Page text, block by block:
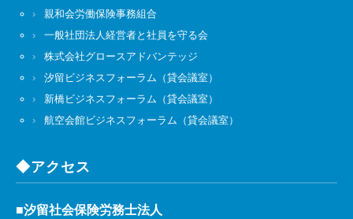
親和会労働保険事務組合
一般社団法人経営者と社員を守る会
株式会社グロースアドバンテッジ
汐留ビジネスフォーラム（貸会議室）
新橋ビジネスフォーラム（貸会議室）
航空会館ビジネスフォーラム（貸会議室）
◆アクセス
■汐留社会保険労務士法人